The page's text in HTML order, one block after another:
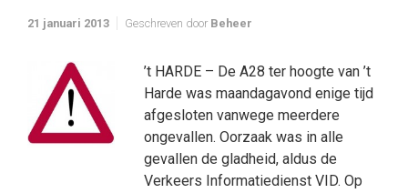
21 januari 2013 Geschreven door Beheer
’t HARDE – De A28 ter hoogte van ’t
Harde was maandagavond enige tijd
afgesloten vanwege meerdere
ongevallen. Oorzaak was in alle
gevallen de gladheid, aldus de
Verkeers Informatiedienst VID. Op